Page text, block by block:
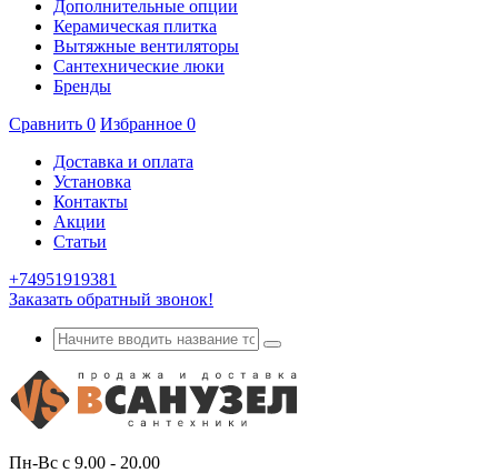
Дополнительные опции
Керамическая плитка
Вытяжные вентиляторы
Сантехнические люки
Бренды
Сравнить 0 Избранное 0
Доставка и оплата
Установка
Контакты
Акции
Статьи
+74951919381
Заказать обратный звонок!
Пн-Вс с 9.00 - 20.00